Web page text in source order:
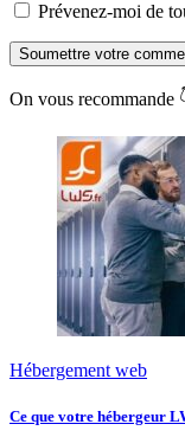
Prévenez-moi de
Soumettre votre
On vous recommande
Hébergement web
Ce que votre hébergeur